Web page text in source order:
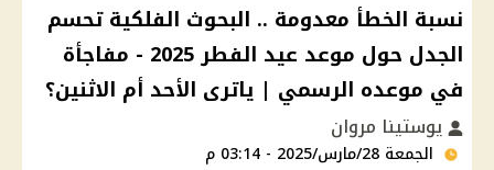
نسبة الخطأ معدومة .. البحوث الفلكية تحسم
الجدل حول موعد عيد الفطر 2025 - مفاجأة
في موعده الرسمي | ياترى الأحد أم الاثنين؟
يوستينا مروان
الجمعة 28/مارس/2025 - 03:14 م